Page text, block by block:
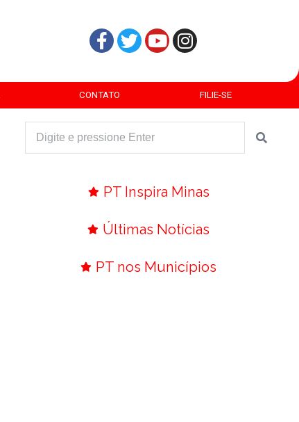
CONTATO FILIE-SE
PT Inspira Minas
Últimas Notícias
PT nos Municípios